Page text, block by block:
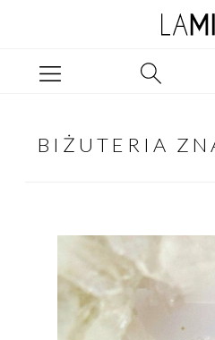
BIŻUTERIA